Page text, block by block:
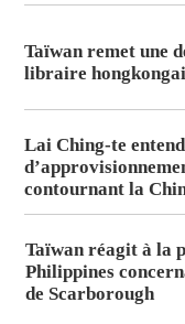
Taïwan remet une
libraire
Lai Ching-te
contournant la
Taïwan réagit à la
Philippines
de Scarborough